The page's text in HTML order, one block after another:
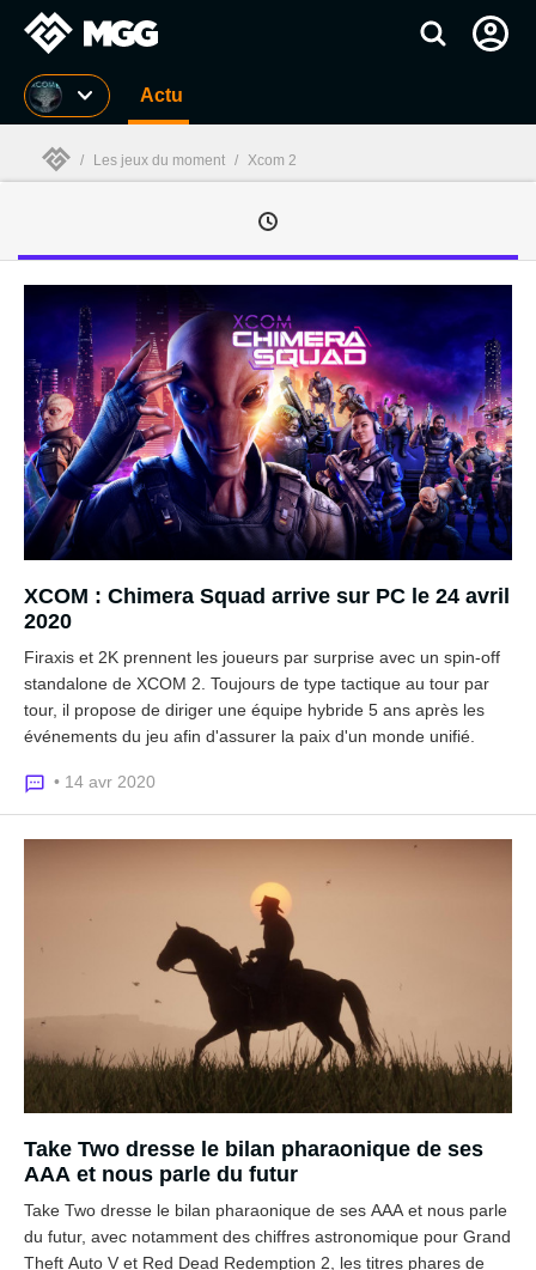
MGG Actu
/ Les jeux du moment / Xcom 2
XCOM : Chimera Squad arrive sur PC le 24 avril
2020
Firaxis et 2K prennent les joueurs par surprise avec un spin-off
standalone de XCOM 2. Toujours de type tactique au tour par
tour, il propose de diriger une équipe hybride 5 ans après les
événements du jeu afin d'assurer la paix d'un monde unifié.
• 14 avr 2020
Take Two dresse le bilan pharaonique de ses
AAA et nous parle du futur
Take Two dresse le bilan pharaonique de ses AAA et nous parle
du futur, avec notamment des chiffres astronomique pour Grand
Theft Auto V et Red Dead Redemption 2, les titres phares de